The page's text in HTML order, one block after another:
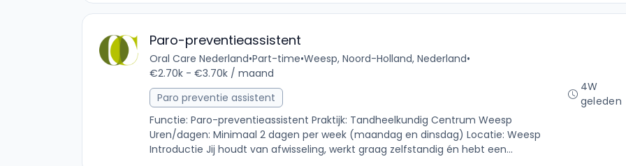
Paro-preventieassistent
Oral Care Nederland•Part-time•Weesp, Noord-Holland, Nederland•
€2.70k - €3.70k / maand
Paro preventie assistent
Functie: Paro-preventieassistent Praktijk: Tandheelkundig Centrum Weesp
Uren/dagen: Minimaal 2 dagen per week (maandag en dinsdag) Locatie: Weesp
Introductie Jij houdt van afwisseling, werkt graag zelfstandig én hebt een...
4W
geleden